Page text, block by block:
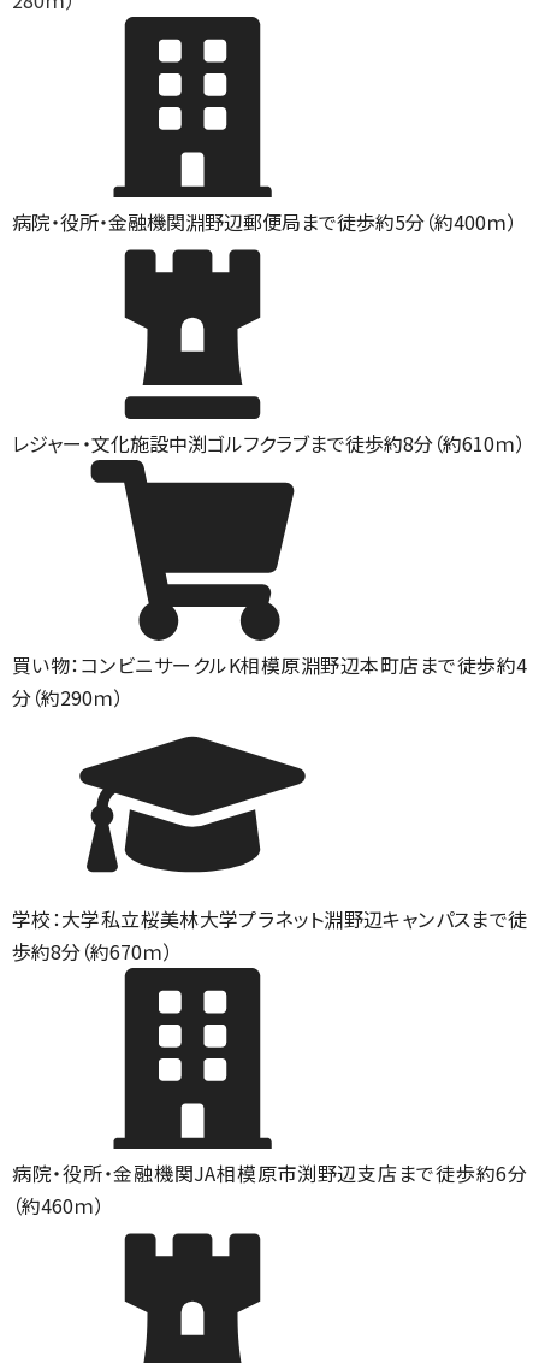
病院・役所・金融機関淵野辺郵便局まで徒歩約5分（約400ｍ）
レジャー・文化施設中渕ゴルフクラブまで徒歩約8分（約610ｍ）
買い物：コンビニサークルK相模原淵野辺本町店まで徒歩約4
分（約290ｍ）
学校：大学私立桜美林大学プラネット淵野辺キャンパスまで徒
歩約8分（約670ｍ）
病院・役所・金融機関JA相模原市渕野辺支店まで徒歩約6分
（約460ｍ）